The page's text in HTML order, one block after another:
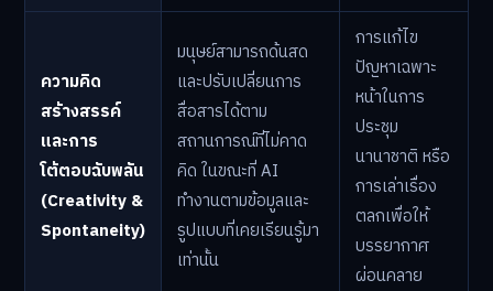
ความคิด
สร้างสรรค์
และการ
โต้ตอบฉับพลัน
(Creativity &
Spontaneity)
มนุษย์สามารถด้นสด
และปรับเปลี่ยนการ
สื่อสารได้ตาม
สถานการณ์ที่ไม่คาด
คิด ในขณะที่ AI
ทำงานตามข้อมูลและ
รูปแบบที่เคยเรียนรู้มา
เท่านั้น
การแก้ไข
ปัญหาเฉพาะ
หน้าในการ
ประชุม
นานาชาติ หรือ
การเล่าเรื่อง
ตลกเพื่อให้
บรรยากาศ
ผ่อนคลาย